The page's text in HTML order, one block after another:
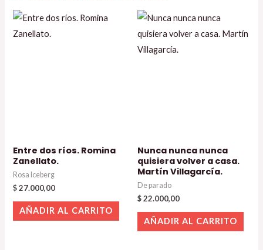
Entre dos ríos. Romina
Zanellato.
Rosa Iceberg
$27.000,00
AÑADIR AL CARRITO
Nunca nunca nunca
quisiera volver a casa.
Martín Villagarcía.
De parado
$22.000,00
AÑADIR AL CARRITO